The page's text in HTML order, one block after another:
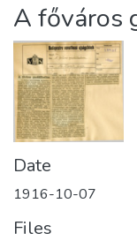
Statistics
About us
A főváros
Date
1916-10-07
Files